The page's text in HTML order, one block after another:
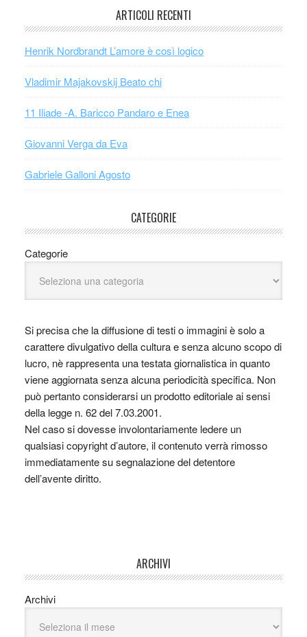
ARTICOLI RECENTI
Henrik Nordbrandt L’amore è così logico
Vladimir Majakovskij Beato chi
11 Iliade -A. Baricco Pandaro e Enea
Giovanni Verga da Eva
Gabriele Galloni Agosto
CATEGORIE
Categorie
Si precisa che la diffusione di testi o immagini è solo a
carattere divulgativo della cultura e senza alcuno scopo di
lucro, nè rappresenta una testata giornalistica in quanto
viene aggiornata senza alcuna periodicità specifica. Non
può pertanto considerarsi un prodotto editoriale ai sensi
della legge n. 62 del 7.03.2001.
Nel caso si dovesse involontariamente ledere un
qualsiasi copyright d’autore, il contenuto verrà rimosso
immediatamente su segnalazione del detentore
dell’avente diritto.
ARCHIVI
Archivi